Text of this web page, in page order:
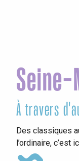
À travers
Des classiques
l’ordinaire, c’est